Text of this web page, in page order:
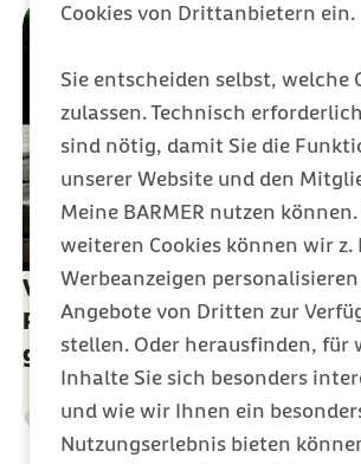
Cookies von Drittanbietern ein.
Sie entscheiden selbst, welche
zulassen. Technisch
sind nötig, damit Sie die
unserer Website und den
Meine BARMER nutzen
weiteren Cookies können wir z.
Werbeanzeigen
Angebote von Dritten zur
stellen. Oder herausfinden, für
Inhalte Sie sich besonders
und wie wir Ihnen ein
Nutzungserlebnis bieten
Vertrauensverhältnis
Patient - wichtige
gelungene Behandlung
Gesundheit